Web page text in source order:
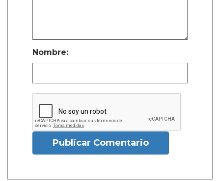
Nombre:
Publicar Comentario